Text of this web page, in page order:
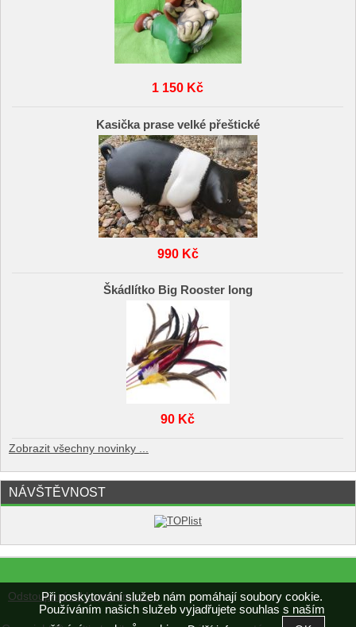
1 150 Kč
Kasička prase velké přeštické
990 Kč
Škádlítko Big Rooster long
90 Kč
Zobrazit všechny novinky ...
NÁVŠTĚVNOST
Odstoupení od kupní smlouvy
Při poskytování služeb nám pomáhají soubory cookie.
Používáním našich služeb vyjadřujete souhlas s naším